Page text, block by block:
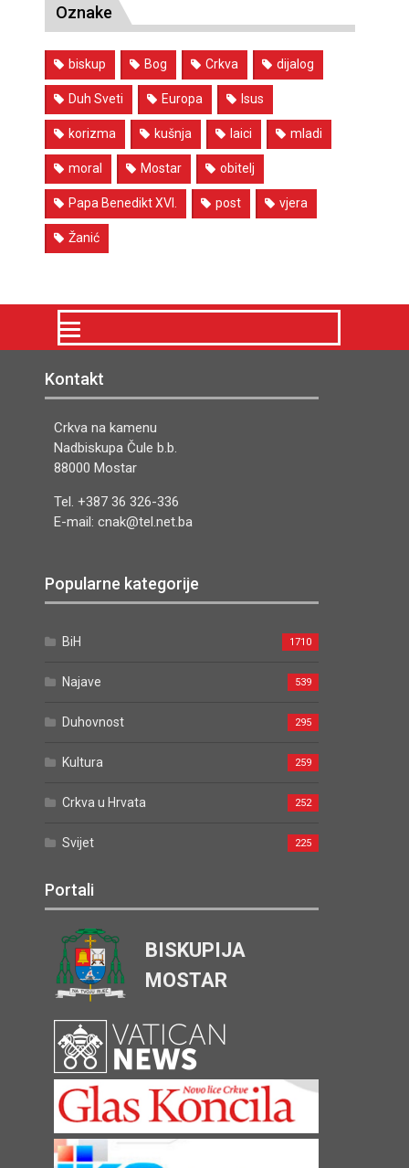
Oznake
biskup Bog Crkva dijalog
Duh Sveti Europa Isus
korizma kušnja laici mladi
moral Mostar obitelj
Papa Benedikt XVI. post vjera
Žanić
Kontakt
Crkva na kamenu
Nadbiskupa Čule b.b.
88000 Mostar
Tel. +387 36 326-336
E-mail: cnak@tel.net.ba
Popularne kategorije
BiH 1710
Najave 539
Duhovnost 295
Kultura 259
Crkva u Hrvata 252
Svijet 225
Portali
BISKUPIJA
MOSTAR